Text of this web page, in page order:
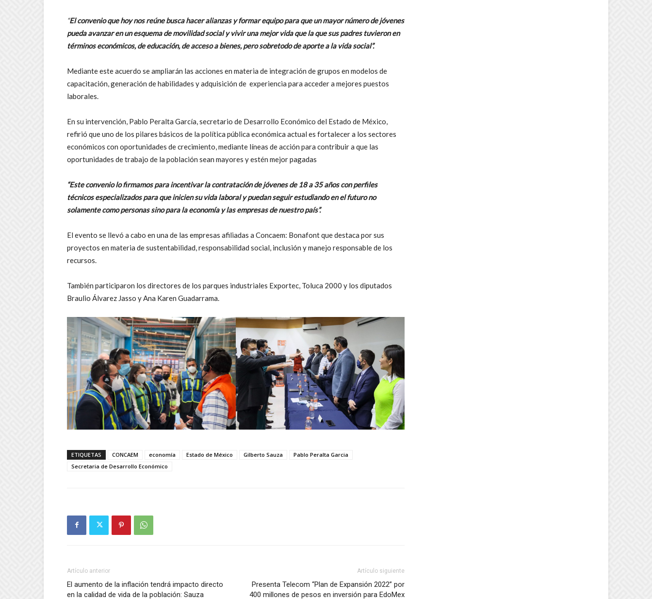
“El convenio que hoy nos reúne busca hacer alianzas y formar equipo para que un mayor número de jóvenes
pueda avanzar en un esquema de movilidad social y vivir una mejor vida que la que sus padres tuvieron en
términos económicos, de educación, de acceso a bienes, pero sobretodo de aporte a la vida social”.
Mediante este acuerdo se ampliarán las acciones en materia de integración de grupos en modelos de
capacitación, generación de habilidades y adquisición de experiencia para acceder a mejores puestos
laborales.
En su intervención, Pablo Peralta García, secretario de Desarrollo Económico del Estado de México,
refirió que uno de los pilares básicos de la política pública económica actual es fortalecer a los sectores
económicos con oportunidades de crecimiento, mediante líneas de acción para contribuir a que las
oportunidades de trabajo de la población sean mayores y estén mejor pagadas
“Este convenio lo firmamos para incentivar la contratación de jóvenes de 18 a 35 años con perfiles
técnicos especializados para que inicien su vida laboral y puedan seguir estudiando en el futuro no
solamente como personas sino para la economía y las empresas de nuestro país”.
El evento se llevó a cabo en una de las empresas afiliadas a Concaem: Bonafont que destaca por sus
proyectos en materia de sustentabilidad, responsabilidad social, inclusión y manejo responsable de los
recursos.
También participaron los directores de los parques industriales Exportec, Toluca 2000 y los diputados
Braulio Álvarez Jasso y Ana Karen Guadarrama.
ETIQUETAS CONCAEM economía Estado de México Gilberto Sauza
Pablo Peralta Garcia
Secretaria de Desarrollo Económico
Artículo anterior
El aumento de la inflación tendrá impacto directo
en la calidad de vida de la población: Sauza
Artículo siguiente
Presenta Telecom “Plan de Expansión 2022” por
400 millones de pesos en inversión para EdoMex